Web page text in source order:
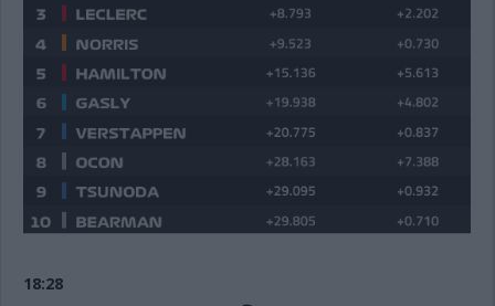
18:28